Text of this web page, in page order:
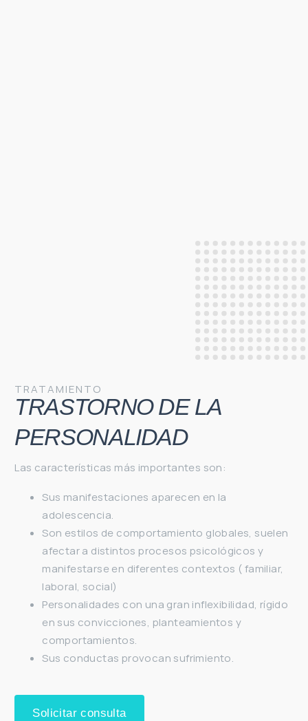
TRATAMIENTO
TRASTORNO DE LA
PERSONALIDAD
Las características más importantes son:
Sus manifestaciones aparecen en la
adolescencia.
Son estilos de comportamiento globales, suelen
afectar a distintos procesos psicológicos y
manifestarse en diferentes contextos ( familiar,
laboral, social)
Personalidades con una gran inflexibilidad, rígido
en sus convicciones, planteamientos y
comportamientos.
Sus conductas provocan sufrimiento.
Solicitar consulta